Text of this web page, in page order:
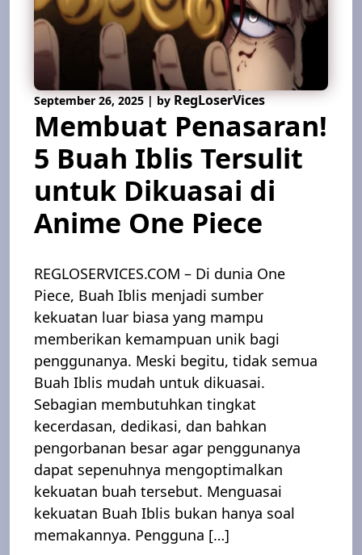
September 26, 2025 | byRegLoserVices
Membuat Penasaran!
5 Buah Iblis Tersulit
untuk Dikuasai di
Anime One Piece
REGLOSERVICES.COM – Di dunia One
Piece, Buah Iblis menjadi sumber
kekuatan luar biasa yang mampu
memberikan kemampuan unik bagi
penggunanya. Meski begitu, tidak semua
Buah Iblis mudah untuk dikuasai.
Sebagian membutuhkan tingkat
kecerdasan, dedikasi, dan bahkan
pengorbanan besar agar penggunanya
dapat sepenuhnya mengoptimalkan
kekuatan buah tersebut. Menguasai
kekuatan Buah Iblis bukan hanya soal
memakannya. Pengguna […]